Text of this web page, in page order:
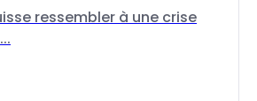
ressembler à une crise